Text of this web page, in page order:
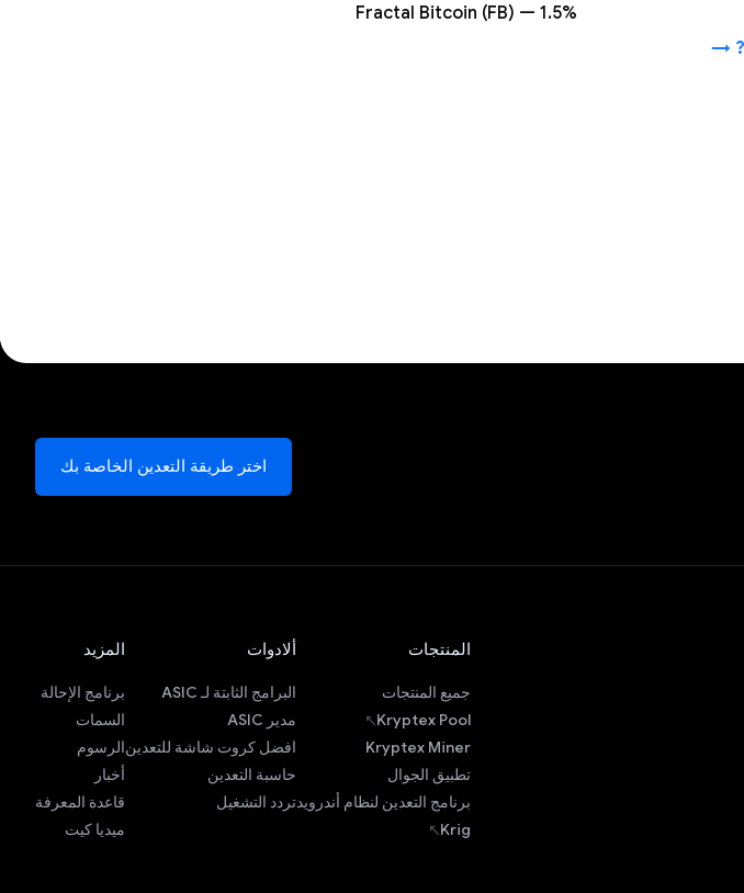
Fractal Bitcoin (FB) — 1.5%
اختر طريقة التعدين الخاصة بك
المنتجات
جميع المنتجات
Kryptex Pool
Kryptex Miner
تطبيق الجوال
برنامج التعدين لنظام أندرويد
Krig
ألادوات
البرامج الثابتة لـ ASIC
مدير ASIC
افضل كروت شاشة للتعدين
حاسبة التعدين
تردد التشغيل
المزيد
برنامج الإحالة
السمات
الرسوم
أخبار
قاعدة المعرفة
ميديا كيت